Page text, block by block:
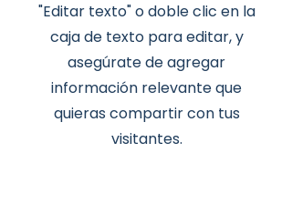
"Editar texto" o doble clic en la
caja de texto para editar, y
asegúrate de agregar
información relevante que
quieras compartir con tus
visitantes.